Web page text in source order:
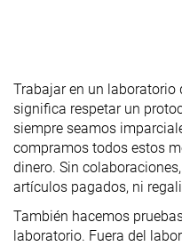
Trabajar en un
significa respetar un
siempre seamos
compramos todos estos
dinero. Sin
artículos pagados, ni
También hacemos
laboratorio. Fuera del